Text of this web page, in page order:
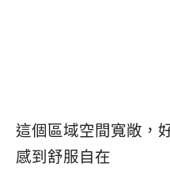
這個區域空間寬敞，
感到舒服自在